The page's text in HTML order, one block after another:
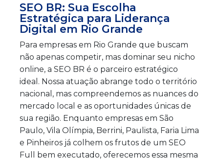
SEO BR: Sua Escolha
Estratégica para Liderança
Digital em Rio Grande
Para empresas em Rio Grande que buscam
não apenas competir, mas dominar seu nicho
online, a SEO BR é o parceiro estratégico
ideal. Nossa atuação abrange todo o território
nacional, mas compreendemos as nuances do
mercado local e as oportunidades únicas de
sua região. Enquanto empresas em São
Paulo, Vila Olímpia, Berrini, Paulista, Faria Lima
e Pinheiros já colhem os frutos de um SEO
Full bem executado, oferecemos essa mesma